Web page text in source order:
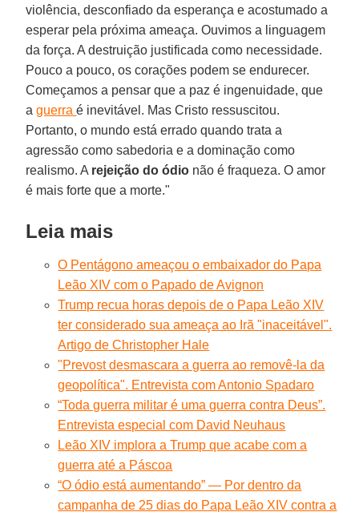
violência, desconfiado da esperança e acostumado a
esperar pela próxima ameaça. Ouvimos a linguagem
da força. A destruição justificada como necessidade.
Pouco a pouco, os corações podem se endurecer.
Começamos a pensar que a paz é ingenuidade, que
aguerraé inevitável. Mas Cristo ressuscitou.
Portanto, o mundo está errado quando trata a
agressão como sabedoria e a dominação como
realismo. A rejeição do ódio não é fraqueza. O amor
é mais forte que a morte."
Leia mais
O Pentágono ameaçou o embaixador do Papa
Leão XIV com o Papado de Avignon
Trump recua horas depois de o Papa Leão XIV
ter considerado sua ameaça ao Irã "inaceitável".
Artigo de Christopher Hale
"Prevost desmascara a guerra ao removê-la da
geopolítica". Entrevista com Antonio Spadaro
“Toda guerra militar é uma guerra contra Deus”.
Entrevista especial com David Neuhaus
Leão XIV implora a Trump que acabe com a
guerra até a Páscoa
“O ódio está aumentando” — Por dentro da
campanha de 25 dias do Papa Leão XIV contra a